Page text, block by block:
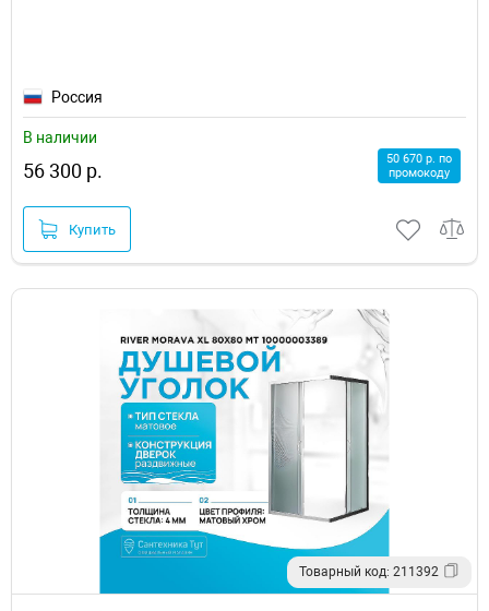
Россия
В наличии
56 300 р.
50 670 р. по
промокоду
Купить
Товарный код: 211392